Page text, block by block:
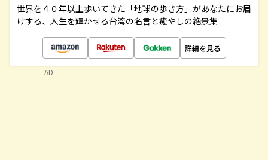
世界を４０年以上歩いてきた「地球の歩き方」があなたにお届
けする、人生を輝かせる台湾の名言と癒やしの絶景集
詳細を見る
AD